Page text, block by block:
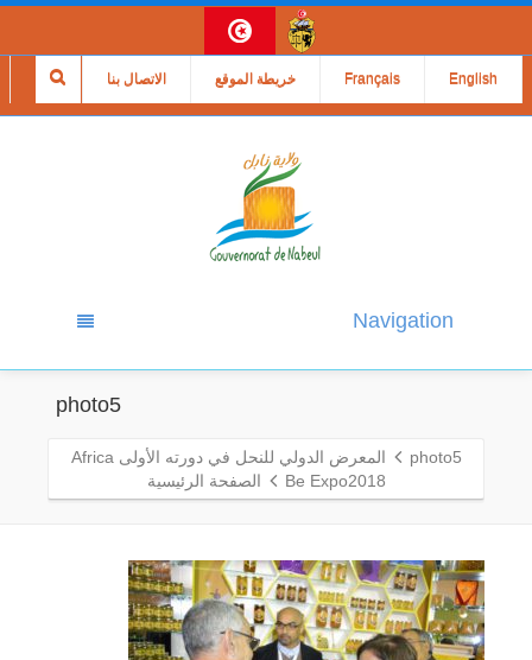
الاتصال بنا خريطة الموقع Français English
Navigation
photo5
photo5
المعرض الدولي للنحل في دورته الأولى Africa
Be Expo2018
الصفحة الرئيسية